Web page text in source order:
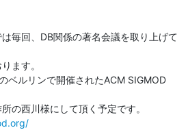
毎回、DB関係の著名会議を取り上げて
ます。
ベルリンで開催されたACM SIGMOD